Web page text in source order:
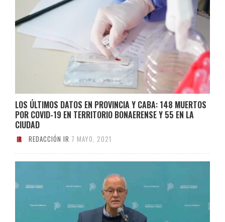
LOS ÚLTIMOS DATOS EN PROVINCIA Y CABA: 148 MUERTOS
POR COVID-19 EN TERRITORIO BONAERENSE Y 55 EN LA
CIUDAD
REDACCIÓN IR 7 MAYO, 2021